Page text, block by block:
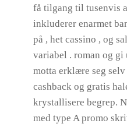
få tilgang til tusenvis
inkluderer enarmet
på , het cassino , og
variabel . roman og
motta erklære seg
cashback og gratis
krystallisere begrep.
med type A promo